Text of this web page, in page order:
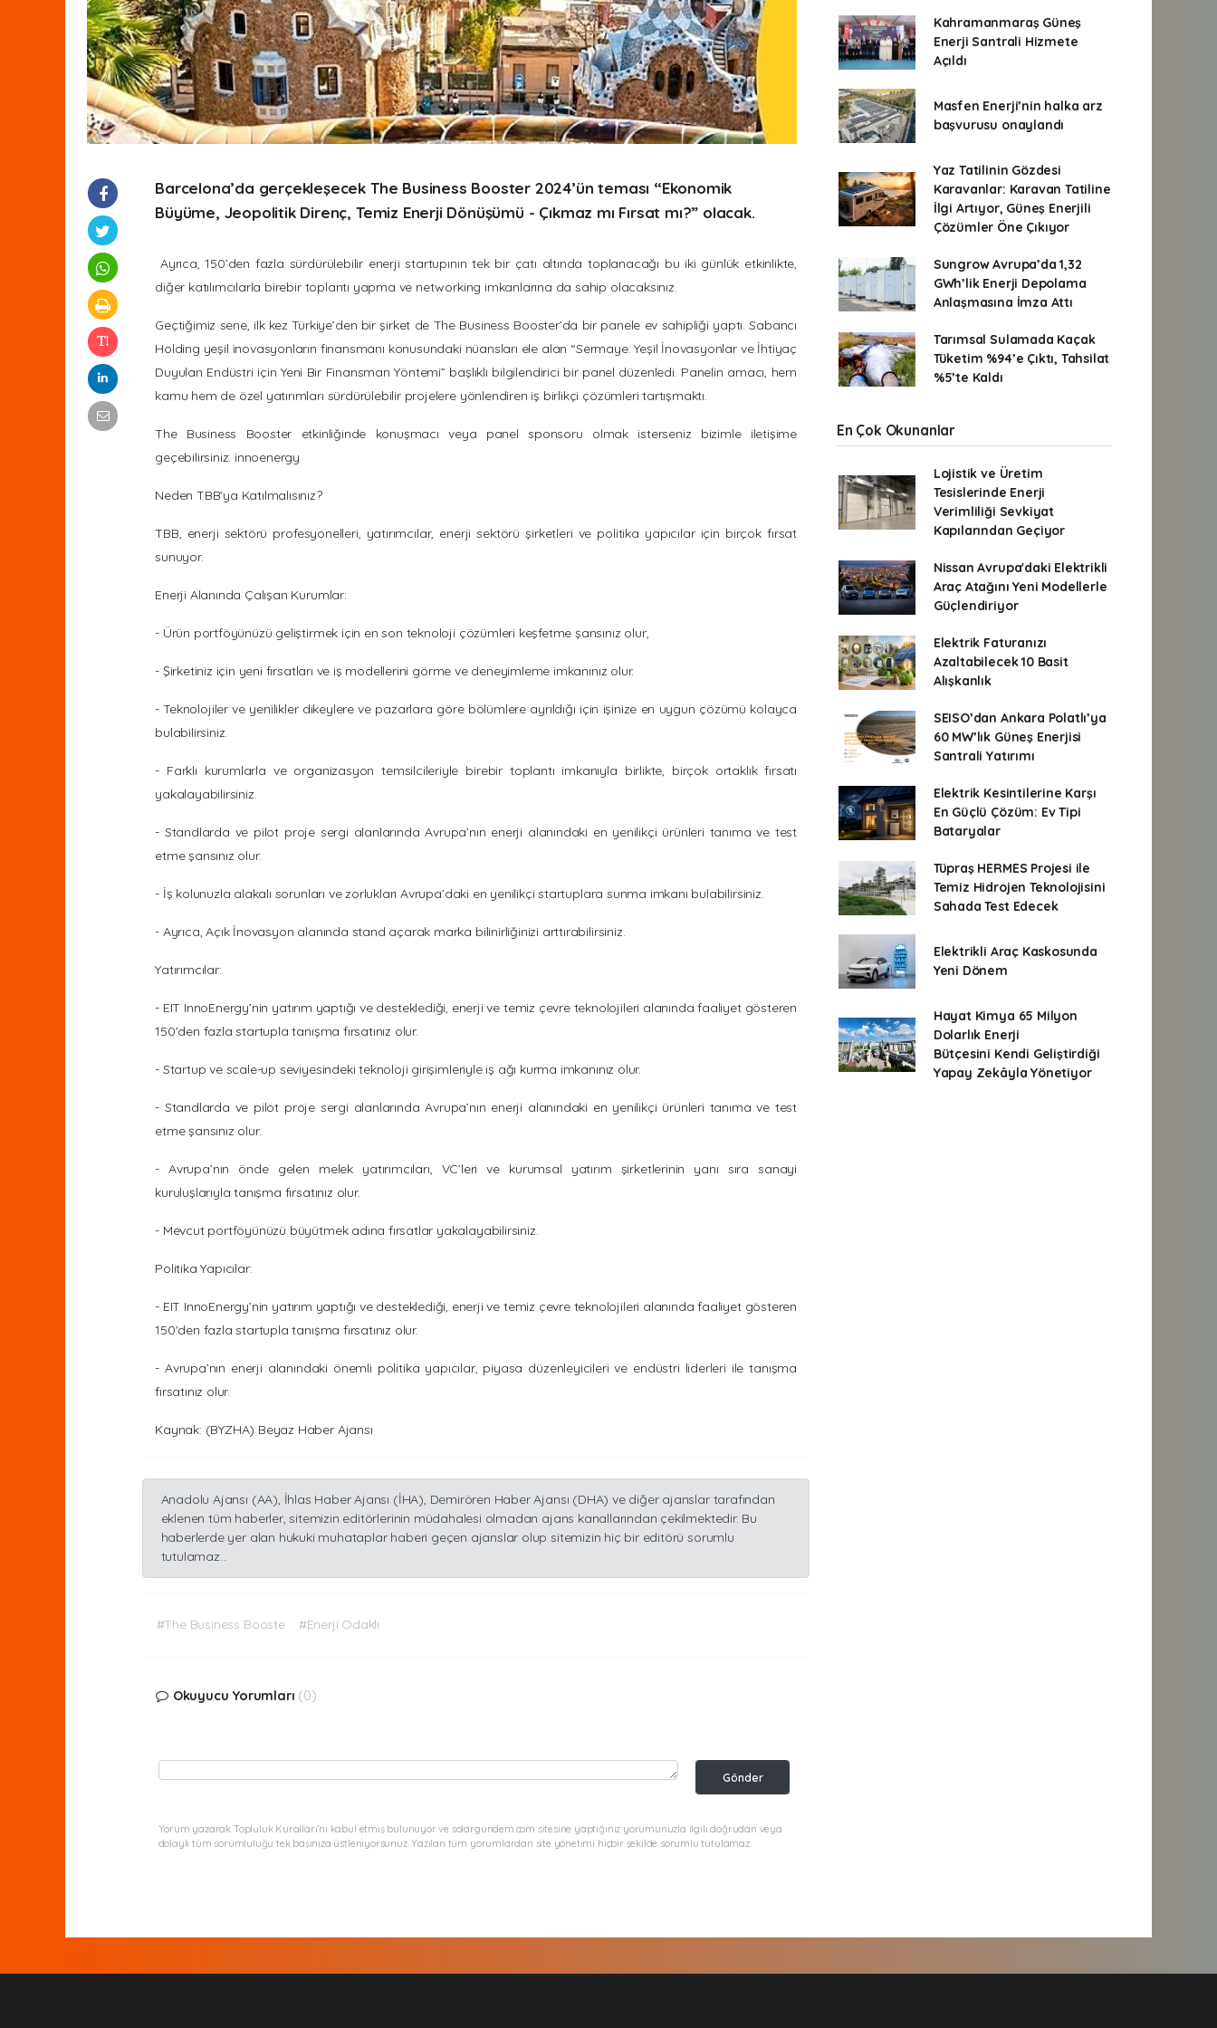
Barcelona’da gerçekleşecek The Business Booster 2024’ün teması “Ekonomik
Büyüme, Jeopolitik Direnç, Temiz Enerji Dönüşümü - Çıkmaz mı Fırsat mı?” olacak.
Ayrıca, 150’den fazla sürdürülebilir enerji startupının tek bir çatı altında toplanacağı bu iki günlük etkinlikte,
diğer katılımcılarla birebir toplantı yapma ve networking imkanlarına da sahip olacaksınız.
Geçtiğimiz sene, ilk kez Türkiye’den bir şirket de The Business Booster’da bir panele ev sahipliği yaptı. Sabancı
Holding yeşil inovasyonların finansmanı konusundaki nüansları ele alan “Sermaye: Yeşil İnovasyonlar ve İhtiyaç
Duyulan Endüstri için Yeni Bir Finansman Yöntemi” başlıklı bilgilendirici bir panel düzenledi. Panelin amacı, hem
kamu hem de özel yatırımları sürdürülebilir projelere yönlendiren iş birlikçi çözümleri tartışmaktı.
The Business Booster etkinliğinde konuşmacı veya panel sponsoru olmak isterseniz bizimle iletişime
geçebilirsiniz: innoenergy
Neden TBB’ya Katılmalısınız?
TBB, enerji sektörü profesyonelleri, yatırımcılar, enerji sektörü şirketleri ve politika yapıcılar için birçok fırsat
sunuyor.
Enerji Alanında Çalışan Kurumlar:
- Ürün portföyünüzü geliştirmek için en son teknoloji çözümleri keşfetme şansınız olur,
- Şirketiniz için yeni fırsatları ve iş modellerini görme ve deneyimleme imkanınız olur.
- Teknolojiler ve yenilikler dikeylere ve pazarlara göre bölümlere ayrıldığı için işinize en uygun çözümü kolayca
bulabilirsiniz.
- Farklı kurumlarla ve organizasyon temsilcileriyle birebir toplantı imkanıyla birlikte, birçok ortaklık fırsatı
yakalayabilirsiniz.
- Standlarda ve pilot proje sergi alanlarında Avrupa’nın enerji alanındaki en yenilikçi ürünleri tanıma ve test
etme şansınız olur.
- İş kolunuzla alakalı sorunları ve zorlukları Avrupa’daki en yenilikçi startuplara sunma imkanı bulabilirsiniz.
- Ayrıca, Açık İnovasyon alanında stand açarak marka bilinirliğinizi arttırabilirsiniz.
Yatırımcılar:
- EIT InnoEnergy’nin yatırım yaptığı ve desteklediği, enerji ve temiz çevre teknolojileri alanında faaliyet gösteren
150'den fazla startupla tanışma fırsatınız olur.
- Startup ve scale-up seviyesindeki teknoloji girişimleriyle iş ağı kurma imkanınız olur.
- Standlarda ve pilot proje sergi alanlarında Avrupa’nın enerji alanındaki en yenilikçi ürünleri tanıma ve test
etme şansınız olur.
- Avrupa’nın önde gelen melek yatırımcıları, VC’leri ve kurumsal yatırım şirketlerinin yanı sıra sanayi
kuruluşlarıyla tanışma fırsatınız olur.
- Mevcut portföyünüzü büyütmek adına fırsatlar yakalayabilirsiniz.
Politika Yapıcılar:
- EIT InnoEnergy’nin yatırım yaptığı ve desteklediği, enerji ve temiz çevre teknolojileri alanında faaliyet gösteren
150'den fazla startupla tanışma fırsatınız olur.
- Avrupa’nın enerji alanındaki önemli politika yapıcılar, piyasa düzenleyicileri ve endüstri liderleri ile tanışma
fırsatınız olur.
Kaynak: (BYZHA) Beyaz Haber Ajansı
Anadolu Ajansı (AA), İhlas Haber Ajansı (İHA), Demirören Haber Ajansı (DHA) ve diğer ajanslar tarafından
eklenen tüm haberler, sitemizin editörlerinin müdahalesi olmadan ajans kanallarından çekilmektedir. Bu
haberlerde yer alan hukuki muhataplar haberi geçen ajanslar olup sitemizin hiç bir editörü sorumlu
tutulamaz...
#The Business Booste #Enerji Odaklı
Okuyucu Yorumları (0)
Gönder
Yorum yazarak Topluluk Kuralları’nı kabul etmiş bulunuyor ve solargundem.com sitesine yaptığınız yorumunuzla ilgili doğrudan veya
dolaylı tüm sorumluluğu tek başınıza üstleniyorsunuz. Yazılan tüm yorumlardan site yönetimi hiçbir şekilde sorumlu tutulamaz.
Kahramanmaraş Güneş
Enerji Santrali Hizmete
Açıldı
Masfen Enerji’nin halka arz
başvurusu onaylandı
Yaz Tatilinin Gözdesi
Karavanlar: Karavan Tatiline
İlgi Artıyor, Güneş Enerjili
Çözümler Öne Çıkıyor
Sungrow Avrupa’da 1,32
GWh’lik Enerji Depolama
Anlaşmasına İmza Attı
Tarımsal Sulamada Kaçak
Tüketim %94’e Çıktı, Tahsilat
%5’te Kaldı
En Çok Okunanlar
Lojistik ve Üretim
Tesislerinde Enerji
Verimliliği Sevkiyat
Kapılarından Geçiyor
Nissan Avrupa'daki Elektrikli
Araç Atağını Yeni Modellerle
Güçlendiriyor
Elektrik Faturanızı
Azaltabilecek 10 Basit
Alışkanlık
SEISO’dan Ankara Polatlı’ya
60 MW’lık Güneş Enerjisi
Santrali Yatırımı
Elektrik Kesintilerine Karşı
En Güçlü Çözüm: Ev Tipi
Bataryalar
Tüpraş HERMES Projesi ile
Temiz Hidrojen Teknolojisini
Sahada Test Edecek
Elektrikli Araç Kaskosunda
Yeni Dönem
Hayat Kimya 65 Milyon
Dolarlık Enerji
Bütçesini Kendi Geliştirdiği
Yapay Zekâyla Yönetiyor